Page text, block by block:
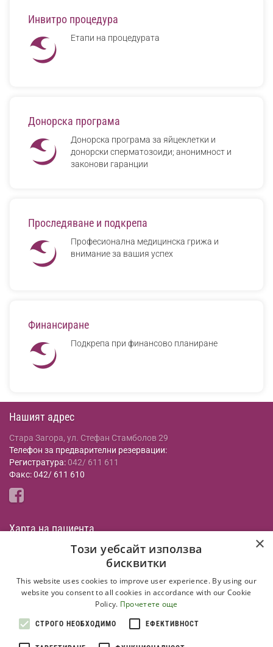
Инвитро процедура
Етапи на процедурата
Донорска програма
Донорска програма за яйцеклетки и
донорски сперматозоиди; анонимност и
законови гаранции
Проследяване и подкрепа
Професионална медицинска грижа и
внимание за вашия успех
Финансиране
Подкрепа при финансово планиране
Нашият адрес
Стара Загора, ул. Стефан Стамболов 29
Телефон за предварителни резервации:
Регистратура:042/ 611 611
Факс: 042/ 611 610
Харта на пациента
Всеки пациент, изпратен в МБАЛ има право на най-добрата
специализирана медицинска помощ , в съответствие с
Прочети още
Информация
Общи условия на сайта
×
Този уебсайт използва
бисквитки
This website uses cookies to improve user experience. By using our
website you consent to all cookies in accordance with our Cookie
Policy. Прочетете още
СТРОГО НЕОБХОДИМО ЕФЕКТИВНОСТ